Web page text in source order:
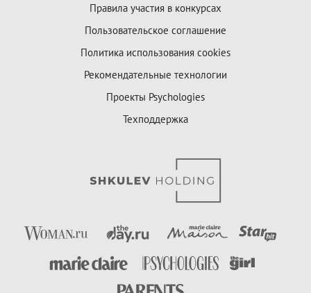
Правила участия в конкурсах
Пользовательское соглашение
Политика использования cookies
Рекомендательные технологии
Проекты Psychologies
Техподдержка